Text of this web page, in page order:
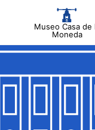
Museo Casa de
Moneda